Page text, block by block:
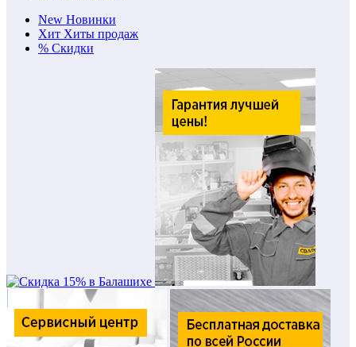
New Новинки
Хит Хиты продаж
% Скидки